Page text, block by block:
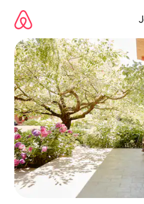
direct
naar
inhoud